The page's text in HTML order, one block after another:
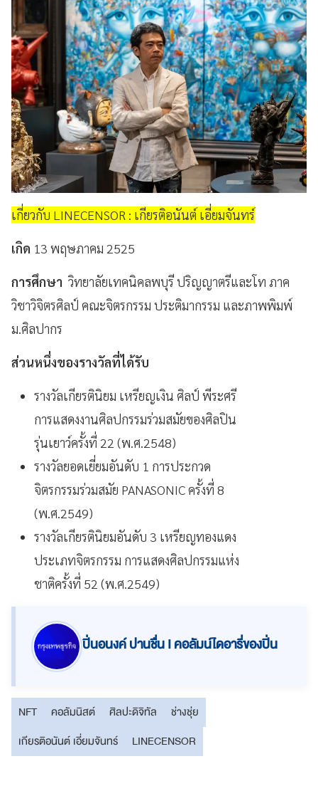
เกี่ยวกับ LINECENSOR : เกียรติอนันต์ เอี่ยมจันทร์
เกิด 13 พฤษภาคม 2525
การศึกษา วิทยาลัยเทคนิคลพบุรี ปริญญาตรีและโท ภาค
วิชาวิจิตรศิลป์ คณะจิตรกรรม ประติมากรรม และภาพพิมพ์
ม.ศิลปากร
ส่วนหนึ่งของรางวัลที่ได้รับ
รางวัลเกียรตินิยม เหรียญเงิน ศิลป์ พีระศรี
การแสดงงานศิลปกรรมร่วมสมัยของศิลปิน
รุ่นเยาว์ครั้งที่ 22 (พ.ศ.2548)
รางวัลยอดเยี่ยมอันดับ 1 การประกวด
จิตรกรรมร่วมสมัย PANASONIC ครั้งที่ 8
(พ.ศ.2549)
รางวัลเกียรตินิยมอันดับ 3 เหรียญทองแดง
ประเภทจิตรกรรม การแสดงศิลปกรรมแห่ง
ชาติครั้งที่ 52 (พ.ศ.2549)
ปิ่นอนงค์ ปานชื่น I คอลัมน์ไดอารี่ของปิ่น
NFT คอลัมนิสต์ ศิลปะดิจิทัล
ช่างชุ่ย
เกียรติอนันต์ เอี่ยมจันทร์
LINECENSOR